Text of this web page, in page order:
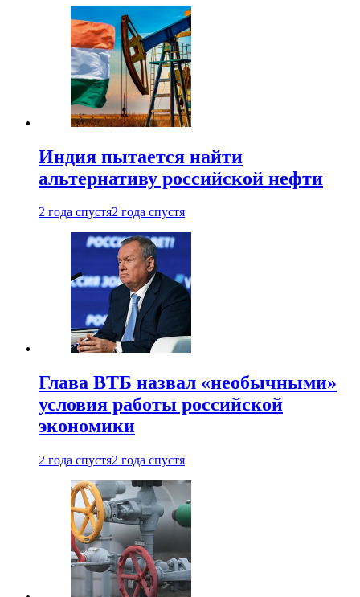
Индия пытается найти
альтернативу российской нефти
2 года спустя2 года спустя
Глава ВТБ назвал «необычными»
условия работы российской
экономики
2 года спустя2 года спустя